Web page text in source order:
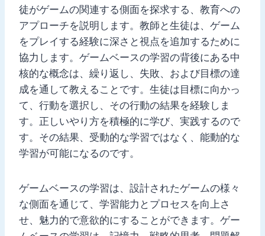
徒がゲームの関連する側面を探求する、教育への
アプローチを説明します。教師と生徒は、ゲーム
をプレイする経験に深さと視点を追加するために
協力します。ゲームベースの学習の背後にある中
核的な概念は、繰り返し、失敗、および目標の達
成を通して教えることです。生徒は目標に向かっ
て、行動を選択し、その行動の結果を経験しま
す。正しいやり方を積極的に学び、実践するので
す。その結果、受動的な学習ではなく、能動的な
学習が可能になるのです。
ゲームベースの学習は、設計されたゲームの様々
な側面を通じて、学習能力とプロセスを向上さ
せ、魅力的で意欲的にすることができます。ゲー